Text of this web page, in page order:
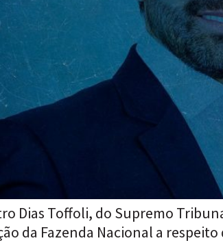
Dias Toffoli, do Supremo
da Fazenda Nacional a